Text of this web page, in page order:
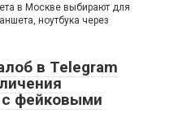
в Москве выбирают для
ноутбука через
в Telegram
фейковыми